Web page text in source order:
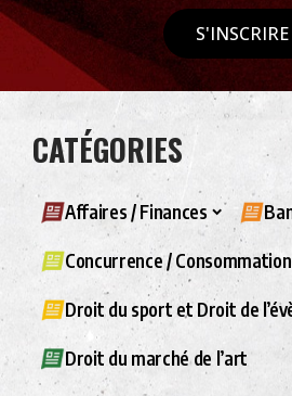
S'INSCRIRE
CATÉGORIES
Affaires / Finances
Concurrence /
Droit du sport et Droit de
Droit du marché de l’art